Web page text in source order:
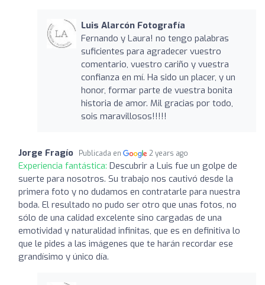
Luis Alarcón Fotografía
Fernando y Laura! no tengo palabras
suficientes para agradecer vuestro
comentario, vuestro cariño y vuestra
confianza en mí. Ha sido un placer, y un
honor, formar parte de vuestra bonita
historia de amor. Mil gracias por todo,
sois maravillosos!!!!!
Jorge Fragío Publicada en 2 years ago
Experiencia fantástica: Descubrir a Luis fue un golpe de
suerte para nosotros. Su trabajo nos cautivó desde la
primera foto y no dudamos en contratarle para nuestra
boda. El resultado no pudo ser otro que unas fotos, no
sólo de una calidad excelente sino cargadas de una
emotividad y naturalidad infinitas, que es en definitiva lo
que le pides a las imágenes que te harán recordar ese
grandísimo y único día.